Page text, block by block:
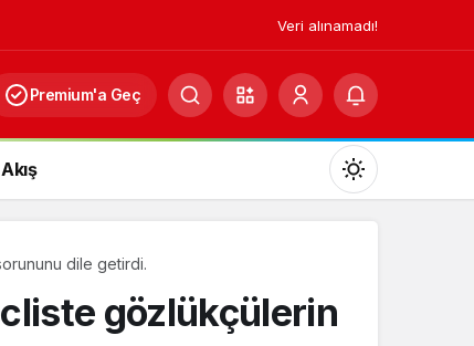
Veri alınamadı!
Premium'a Geç
Akış
Mod
değiştir
dile getirdi.
gözlükçülerin